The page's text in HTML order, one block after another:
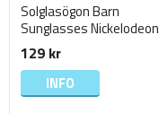
Solglasögon Barn
Sunglasses Nickelodeon
Paw Patrol 13cm Skye
Turkos 9873
129 kr
INFO